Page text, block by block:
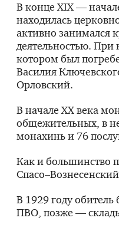
В конце XIX —
находилась
активно занимался
деятельностью.
котором был
Василия
Орловский.
В начале ХХ века
общежительных, в
монахинь и 76
Как и большинство
В 1929 году
ПВО, позже —